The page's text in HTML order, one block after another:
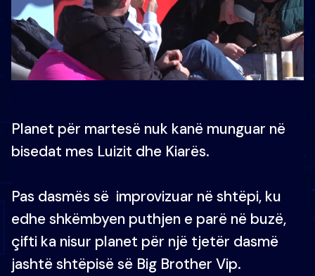
Planet për martesë nuk kanë munguar në
bisedat mes Luizit dhe Kiarës.
Pas dasmës së improvizuar në shtëpi, ku
edhe shkëmbyen puthjen e parë në buzë,
çifti ka nisur planet për një tjetër dasmë
jashtë shtëpisë së Big Brother Vip.